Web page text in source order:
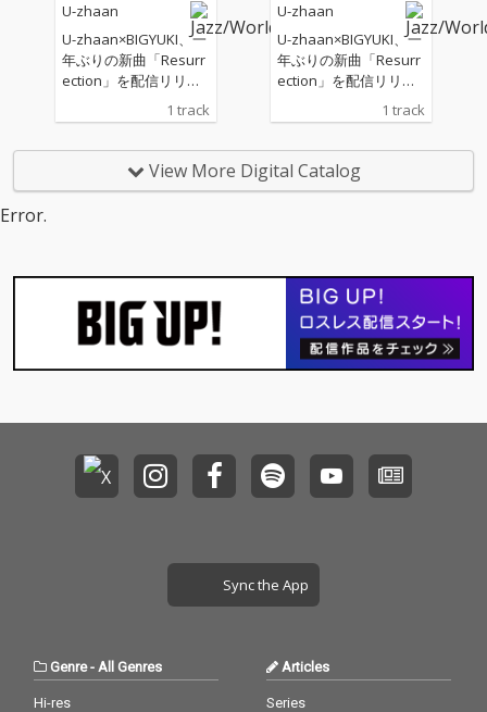
し続けてきたユザーン
ならではの唯一無二な
音世界が楽しめます。
鎮座DOPENESS、Corn
レグミ、原口沙輔らと
ル人ラッパーCizzyをフ
ィーチャリングしたベ
えた本格的なインド古
典音楽。さらにはRyuic
hi Sakamoto + U-zhaa
nとして2015年にアナ
ログ盤のみでリリース
録するなど、まさに盛
っています。 5拍子、7
拍子、9拍子など、変
ない奇数拍子ですが、
作曲「カンしてパイし
て乾杯！」では、6.5拍
子という小数点拍子の
し続けてきたユザーン
ならではの唯一無二な
音世界が楽しめます。
鎮座DOPENESS、Corn
レグミ、原口沙輔らと
ル人ラッパーCizzyをフ
ィーチャリングしたベ
えた本格的なインド古
典音楽。さらにはRyuic
hi Sakamoto + U-zhaa
nとして2015年にアナ
ログ盤のみでリリース
録するなど、まさに盛
っています。 5拍子、7
拍子、9拍子など、変
ない奇数拍子ですが、
全く難解さを感じずに
作曲「カンしてパイし
て乾杯！」では、6.5拍
子という小数点拍子の
U-zhaan
U-zhaan×BIGYUKI、一
年ぶりの新曲「Resurr
ection」を配信リリー
1 track
U-zhaan
U-zhaan×BIGYUKI、一
年ぶりの新曲「Resurr
ection」を配信リリー
1 track
View More Digital Catalog
Error.
Sync the App
Genre- All Genres
Hi-res
Articles
Series